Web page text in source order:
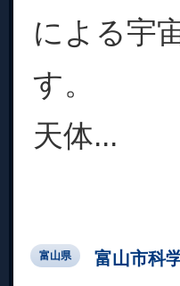
による宇
す。
天体...
富山県 富山市科